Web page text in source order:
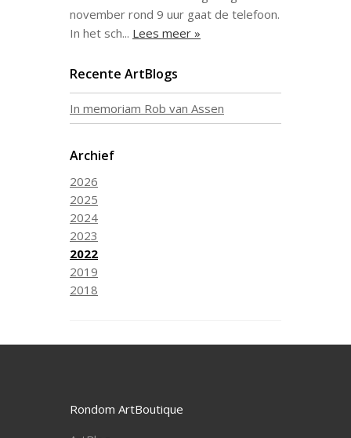
november rond 9 uur gaat de telefoon.
In het sch... Lees meer »
Recente ArtBlogs
In memoriam Rob van Assen
Archief
2026
2025
2024
2023
2022
2019
2018
Rondom ArtBoutique